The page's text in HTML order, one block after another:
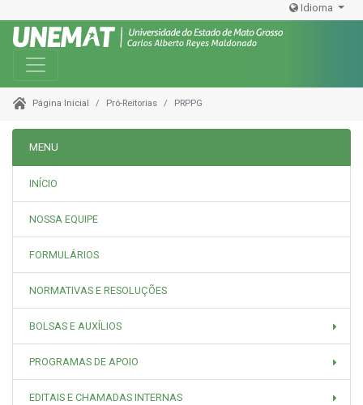
Idioma
Toggle navigation
Página Inicial Pró-Reitorias PRPPG
MENU
INÍCIO
NOSSA EQUIPE
FORMULÁRIOS
NORMATIVAS E RESOLUÇÕES
BOLSAS E AUXÍLIOS
PROGRAMAS DE APOIO
EDITAIS E CHAMADAS INTERNAS